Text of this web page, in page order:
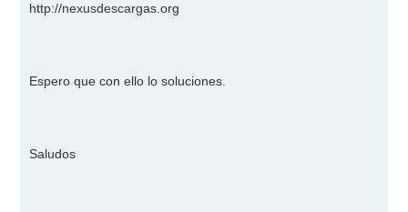
http://nexusdescargas.org
Espero que con ello lo soluciones.
Saludos